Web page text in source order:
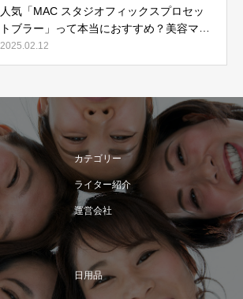
人気「MAC スタジオフィックスプロセッ
トブラー」って本当におすすめ？美容マニ
アが実際使用して口コミを検証！
2025.02.12
カテゴリー
ライター紹介
運営会社
日用品